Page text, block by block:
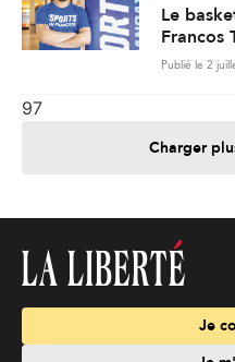
Le
Francos
Publié le 2
97
Charger
Je